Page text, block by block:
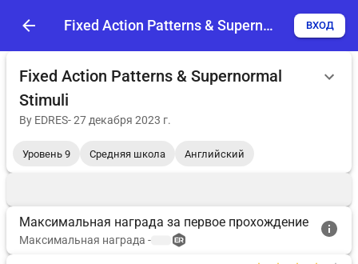
Fixed Action Patterns & Supernormal Stimuli ВХОД
Fixed Action Patterns & Supernormal
Stimuli
By EDRES-27 декабря 2023 г.
Уровень 9 Средняя школа Английский
Максимальная награда за первое прохождение
Максимальная награда -